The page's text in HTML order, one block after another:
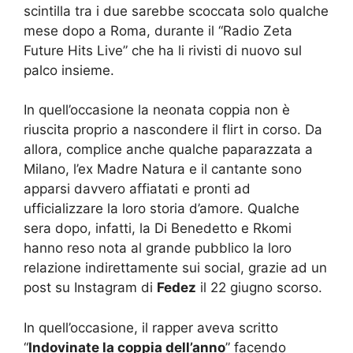
scintilla tra i due sarebbe scoccata solo qualche
mese dopo a Roma, durante il “Radio Zeta
Future Hits Live” che ha li rivisti di nuovo sul
palco insieme.
In quell’occasione la neonata coppia non è
riuscita proprio a nascondere il flirt in corso. Da
allora, complice anche qualche paparazzata a
Milano, l’ex Madre Natura e il cantante sono
apparsi davvero affiatati e pronti ad
ufficializzare la loro storia d’amore. Qualche
sera dopo, infatti, la Di Benedetto e Rkomi
hanno reso nota al grande pubblico la loro
relazione indirettamente sui social, grazie ad un
post su Instagram di Fedez il 22 giugno scorso.
In quell’occasione, il rapper aveva scritto
“Indovinate la coppia dell’anno” facendo